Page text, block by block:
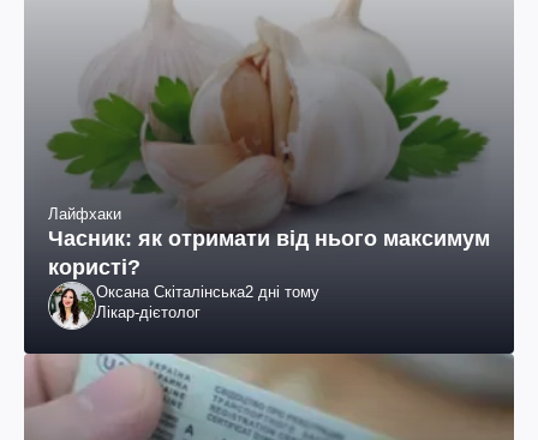
Лайфхаки
Часник: як отримати від нього максимум
користі?
Оксана Скіталінська2 дні тому
Лікар-дієтолог